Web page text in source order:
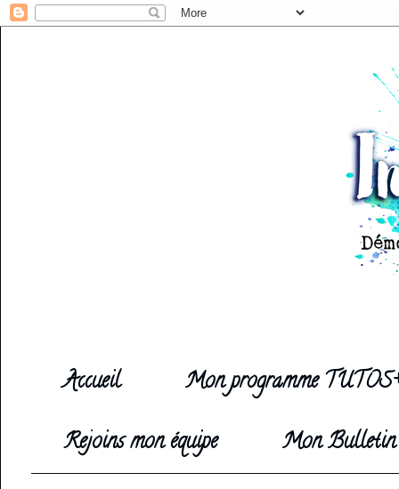
Accueil
Mon programme
Rejoins mon équipe
Mon